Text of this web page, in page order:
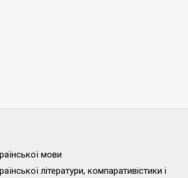
мови
літератури, компаративістики і